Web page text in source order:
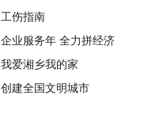
工伤指南
企业服务年 全力拼经济
我爱湘乡我的家
创建全国文明城市